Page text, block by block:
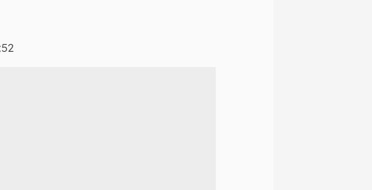
em primeira
do Canaltech.